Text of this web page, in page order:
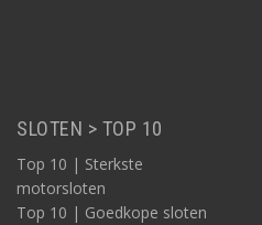
SLOTEN > TOP 10
Top 10 | Sterkste
motorsloten
Top 10 | Goedkope sloten